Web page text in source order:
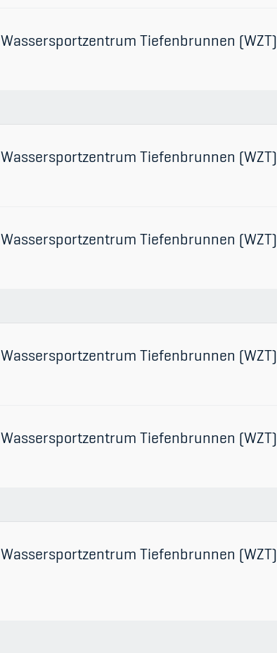
Wassersportzentrum Tiefenbrunnen (WZT)
Wassersportzentrum Tiefenbrunnen (WZT)
Wassersportzentrum Tiefenbrunnen (WZT)
Wassersportzentrum Tiefenbrunnen (WZT)
Wassersportzentrum Tiefenbrunnen (WZT)
Wassersportzentrum Tiefenbrunnen (WZT)